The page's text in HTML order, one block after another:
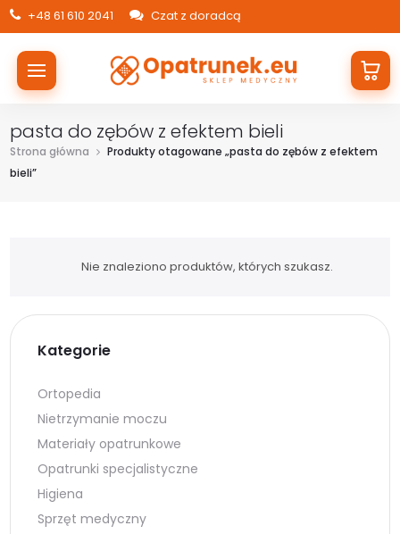
+48 61 610 2041 Czat z doradcą
pasta do zębów z efektem bieli
Strona główna
Produkty otagowane „pasta do zębów z efektem
bieli”
Nie znaleziono produktów, których szukasz.
Kategorie
Ortopedia
Nietrzymanie moczu
Materiały opatrunkowe
Opatrunki specjalistyczne
Higiena
Sprzęt medyczny